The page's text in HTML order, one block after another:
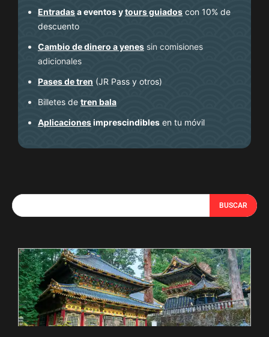
Entradasa eventos ytours guiados con 10% de
descuento
Cambio de dinero a yenes sin comisiones
adicionales
Pases de tren (JR Pass y otros)
Billetes de tren bala
Aplicacionesimprescindibles en tu móvil
BUSCAR